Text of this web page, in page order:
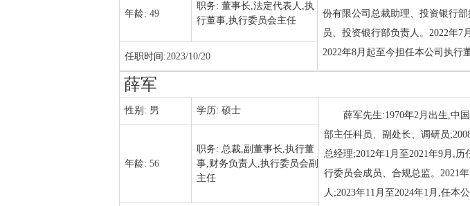
份有限公司总裁助理、投资银行
员、投资银行部负责人。2022年7
2022年8月起至今担任本公司执行
年龄: 49
职务: 董事长,法定代表人,执
行董事,执行委员会主任
任职时间:2023/10/20
薛军
性别: 男 学历: 硕士
薛军先生:1970年2月出生,中
部主任科员、副处长、调研员
总经理;2012年1月至2021年9月,
行委员会成员、合规总监。2021
人;2023年11月至2024年1月,任本
年龄: 56
职务: 总裁,副董事长,执行董
事,财务负责人,执行委员会副
主任